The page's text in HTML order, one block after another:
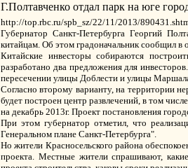
Г.Полтавченко отдал парк на юге
http://top.rbc.ru/spb_sz/22/11/2013/
Губернатор Санкт-Петербурга Георгий
китайцам. Об этом градоначальник сообщил в
Китайские инвесторы собираются
разработано два предложения для
пересечении улицы Доблести и улицы
Согласно второму варианту, на территории
будет построен центр развлечений, в том
на декабрь 2013г. Проект постановления
При этом губернатор отметил, что
Генеральном плане Санкт-Петербурга".
Но жители Красносельского района
проекта. Местные жители спрашивают,